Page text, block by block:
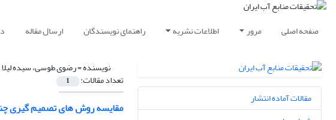
صفحه اصلی مرور اطلاعات نشریه راهنمای نویسندگان ارسال مقاله
نویسنده =رضوی طوسی، سیده لیلا
تعداد مقالات: 1
مقایسه روش های تصمیم گیری
مقالات آماده انتشار